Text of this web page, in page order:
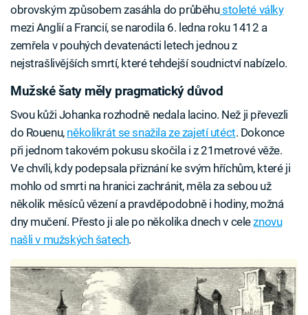
obrovským způsobem zasáhla do průběhustoleté války
mezi Anglií a Francií, se narodila 6. ledna roku 1412 a
zemřela v pouhých devatenácti letech jednou z
nejstrašlivějších smrtí, které tehdejší soudnictví nabízelo.
Mužské šaty měly pragmatický důvod
Svou kůži Johanka rozhodně nedala lacino. Než ji převezli
do Rouenu, několikrát se snažila ze zajetí utéct. Dokonce
při jednom takovém pokusu skočila i z 21metrové věže.
Ve chvíli, kdy podepsala přiznání ke svým hříchům, které ji
mohlo od smrti na hranici zachránit, měla za sebou už
několik měsíců vězení a pravděpodobně i hodiny, možná
dny mučení. Přesto ji ale po několika dnech v celeznovu
našli v mužských šatech.